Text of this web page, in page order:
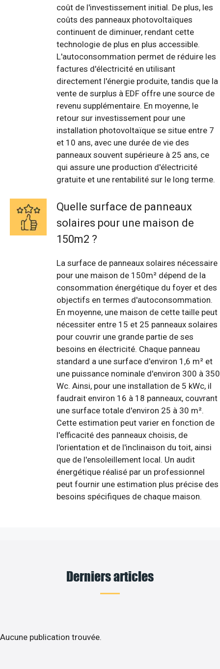
coût de l'investissement initial. De plus, les
coûts des panneaux photovoltaïques
continuent de diminuer, rendant cette
technologie de plus en plus accessible.
L'autoconsommation permet de réduire les
factures d'électricité en utilisant
directement l'énergie produite, tandis que la
vente de surplus à EDF offre une source de
revenu supplémentaire. En moyenne, le
retour sur investissement pour une
installation photovoltaïque se situe entre 7
et 10 ans, avec une durée de vie des
panneaux souvent supérieure à 25 ans, ce
qui assure une production d'électricité
gratuite et une rentabilité sur le long terme.
Quelle surface de panneaux
solaires pour une maison de
150m2 ?
La surface de panneaux solaires nécessaire
pour une maison de 150m² dépend de la
consommation énergétique du foyer et des
objectifs en termes d'autoconsommation.
En moyenne, une maison de cette taille peut
nécessiter entre 15 et 25 panneaux solaires
pour couvrir une grande partie de ses
besoins en électricité. Chaque panneau
standard a une surface d'environ 1,6 m² et
une puissance nominale d'environ 300 à 350
Wc. Ainsi, pour une installation de 5 kWc, il
faudrait environ 16 à 18 panneaux, couvrant
une surface totale d'environ 25 à 30 m².
Cette estimation peut varier en fonction de
l'efficacité des panneaux choisis, de
l'orientation et de l'inclinaison du toit, ainsi
que de l'ensoleillement local. Un audit
énergétique réalisé par un professionnel
peut fournir une estimation plus précise des
besoins spécifiques de chaque maison.
Derniers articles
Aucune publication trouvée.